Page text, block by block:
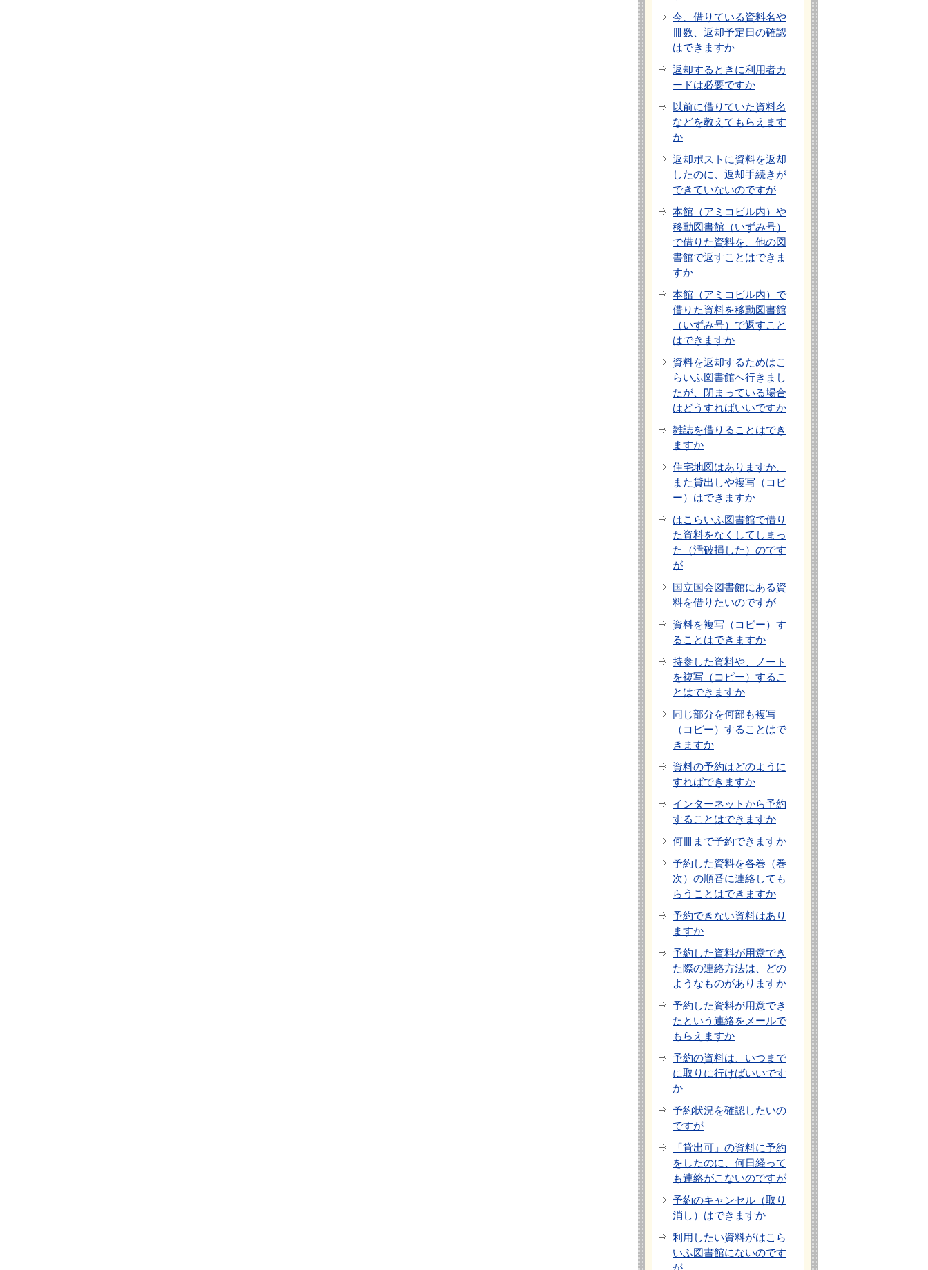
今、借りている資料名や
冊数、返却予定日の確認
はできますか
返却するときに利用者カ
ードは必要ですか
以前に借りていた資料名
などを教えてもらえます
か
返却ポストに資料を返却
したのに、返却手続きが
できていないのですが
本館（アミコビル内）や
移動図書館（いずみ号）
で借りた資料を、他の図
書館で返すことはできま
すか
本館（アミコビル内）で
借りた資料を移動図書館
（いずみ号）で返すこと
はできますか
資料を返却するためはこ
らいふ図書館へ行きまし
たが、閉まっている場合
はどうすればいいですか
雑誌を借りることはでき
ますか
住宅地図はありますか、
また貸出しや複写（コピ
ー）はできますか
はこらいふ図書館で借り
た資料をなくしてしまっ
た（汚破損した）のです
が
国立国会図書館にある資
料を借りたいのですが
資料を複写（コピー）す
ることはできますか
持参した資料や、ノート
を複写（コピー）するこ
とはできますか
同じ部分を何部も複写
（コピー）することはで
きますか
資料の予約はどのように
すればできますか
インターネットから予約
することはできますか
何冊まで予約できますか
予約した資料を各巻（巻
次）の順番に連絡しても
らうことはできますか
予約できない資料はあり
ますか
予約した資料が用意でき
た際の連絡方法は、どの
ようなものがありますか
予約した資料が用意でき
たという連絡をメールで
もらえますか
予約の資料は、いつまで
に取りに行けばいいです
か
予約状況を確認したいの
ですが
「貸出可」の資料に予約
をしたのに、何日経って
も連絡がこないのですが
予約のキャンセル（取り
消し）はできますか
利用したい資料がはこら
いふ図書館にないのです
が